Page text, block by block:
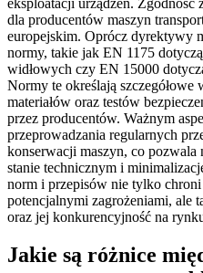
dla producentów maszyn
europejskim. Oprócz dyrektywy
normy, takie jak EN 1175
widłowych czy EN 15000
Normy te określają
materiałów oraz testów
przez producentów. Ważnym
przeprowadzania regularnych
konserwacji maszyn, co
stanie technicznym i
norm i przepisów nie tylko
potencjalnymi zagrożeniami, ale
oraz jej konkurencyjność na
Jakie są różnice